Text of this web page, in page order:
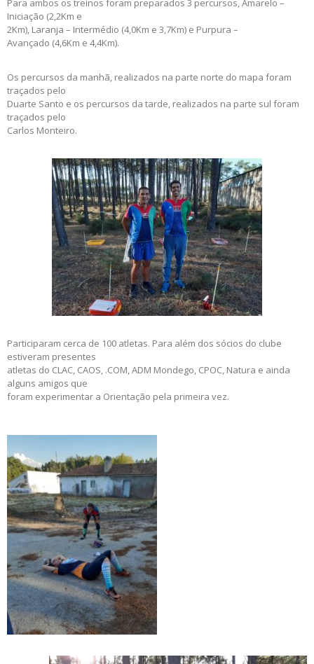
Para ambos os treinos foram preparados 3 percursos, Amarelo –
Iniciação (2,2Km e
2Km), Laranja – Intermédio (4,0Km e 3,7Km) e Purpura –
Avançado (4,6Km e 4,4Km).
Os percursos da manhã, realizados na parte norte do mapa foram
traçados pelo
Duarte Santo e os percursos da tarde, realizados na parte sul foram
traçados pelo
Carlos Monteiro.
Participaram cerca de 100 atletas. Para além dos sócios do clube
estiveram presentes
atletas do CLAC, CAOS, .COM, ADM Mondego, CPOC, Natura e ainda
alguns amigos que
foram experimentar a Orientação pela primeira vez.